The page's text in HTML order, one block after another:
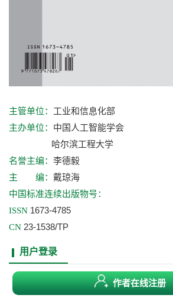
主管单位： 工业和信息化部
主办单位： 中国人工智能学会
哈尔滨工程大学
名誉主编： 李德毅
主 编： 戴琼海
中国标准连续出版物号：
ISSN 1673-4785
CN 23-1538/TP
用户登录
作者在线注册